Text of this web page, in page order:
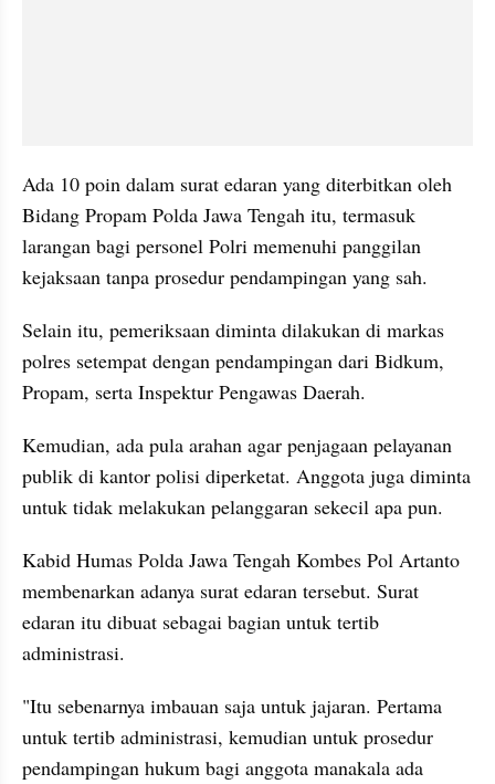
Ada 10 poin dalam surat edaran yang diterbitkan oleh
Bidang Propam Polda Jawa Tengah itu, termasuk
larangan bagi personel Polri memenuhi panggilan
kejaksaan tanpa prosedur pendampingan yang sah.
Selain itu, pemeriksaan diminta dilakukan di markas
polres setempat dengan pendampingan dari Bidkum,
Propam, serta Inspektur Pengawas Daerah.
Kemudian, ada pula arahan agar penjagaan pelayanan
publik di kantor polisi diperketat. Anggota juga diminta
untuk tidak melakukan pelanggaran sekecil apa pun.
Kabid Humas Polda Jawa Tengah Kombes Pol Artanto
membenarkan adanya surat edaran tersebut. Surat
edaran itu dibuat sebagai bagian untuk tertib
administrasi.
"Itu sebenarnya imbauan saja untuk jajaran. Pertama
untuk tertib administrasi, kemudian untuk prosedur
pendampingan hukum bagi anggota manakala ada